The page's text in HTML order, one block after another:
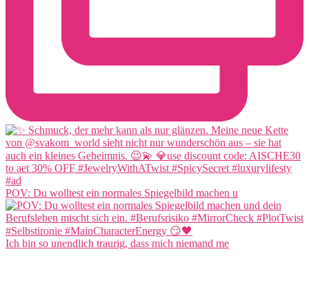
POV: Du wolltest ein normales Spiegelbild machen u
Ich bin so unendlich traurig, dass mich niemand me